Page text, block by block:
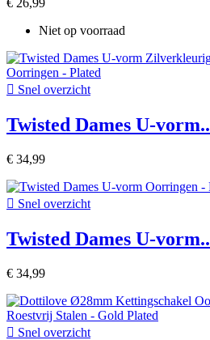
€ 26,99
Niet op voorraad
 Snel overzicht
Twisted Dames U-
€ 34,99
 Snel overzicht
Twisted Dames U-
€ 34,99
 Snel overzicht